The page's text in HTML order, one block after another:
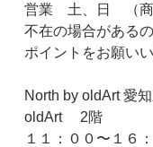
営業 土、日 （商
不在の場合がある
ポイントをお願い
North by oldArt 愛
oldArt 2階
１１：００〜１６